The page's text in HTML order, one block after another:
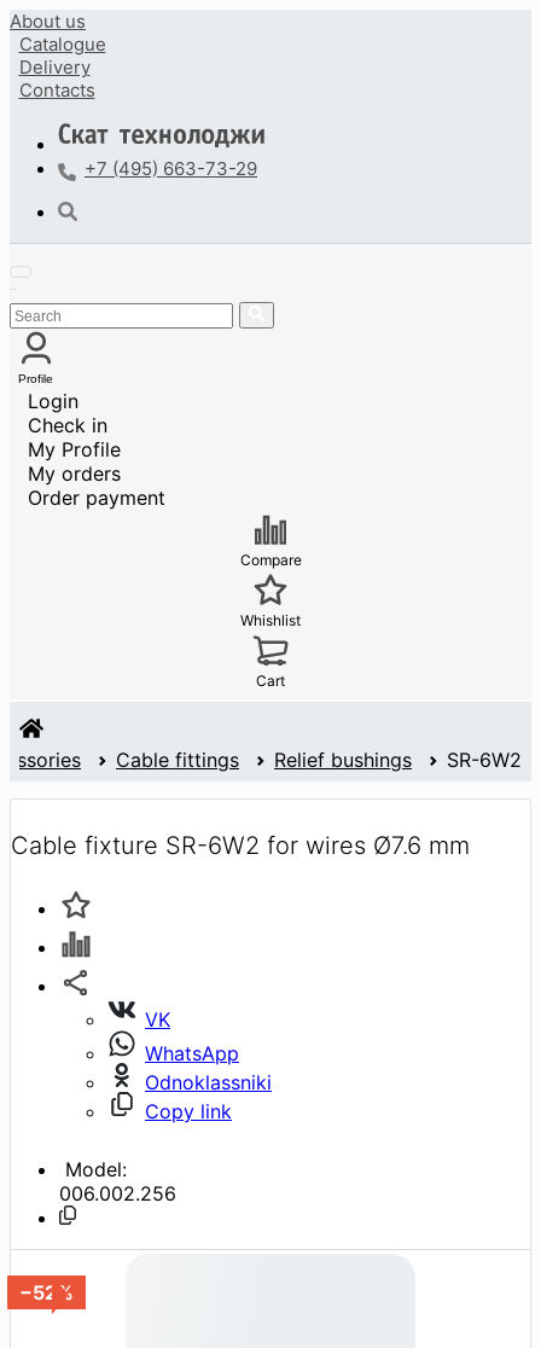
About us
Catalogue
Delivery
Contacts
+7 (495) 663-73-29
Profile
Login
Check in
My Profile
My orders
Order payment
Compare
Whishlist
Cart
Cable fittings Relief bushings SR-6W2
Cable fixture SR-6W2 for wires Ø7.6 mm
VK
WhatsApp
Odnoklassniki
Copy link
Model:
006.002.256
−52%